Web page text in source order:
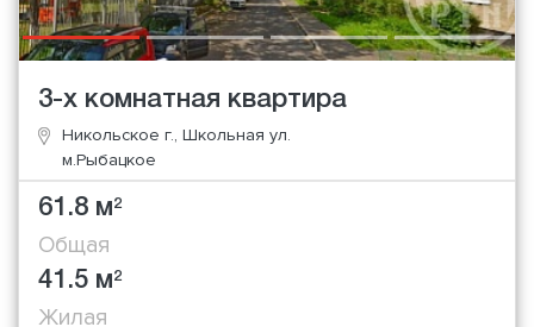
3-х комнатная квартира
Никольское г., Школьная ул.
м.Рыбацкое
61.8 м2
Общая
41.5 м2
Жилая